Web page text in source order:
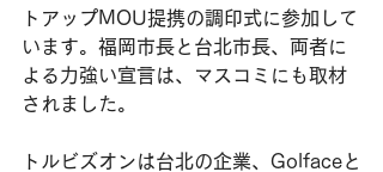
トアップMOU提携の調印式に参加して
います。福岡市長と台北市長、両者に
よる力強い宣言は、マスコミにも取材
されました。
トルビズオンは台北の企業、Golfaceと